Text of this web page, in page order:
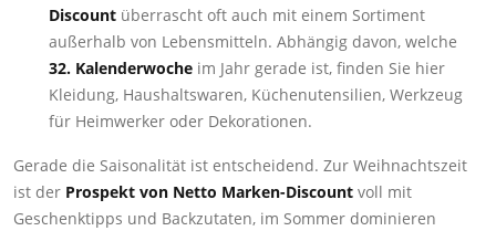
Discount überrascht oft auch mit einem Sortiment
außerhalb von Lebensmitteln. Abhängig davon, welche
32. Kalenderwoche im Jahr gerade ist, finden Sie hier
Kleidung, Haushaltswaren, Küchenutensilien, Werkzeug
für Heimwerker oder Dekorationen.
Gerade die Saisonalität ist entscheidend. Zur Weihnachtszeit
ist der Prospekt von Netto Marken-Discount voll mit
Geschenktipps und Backzutaten, im Sommer dominieren